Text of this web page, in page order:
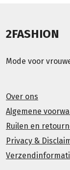
2FASHION
Mode voor
Over ons
Algemene
Ruilen en
Privacy &